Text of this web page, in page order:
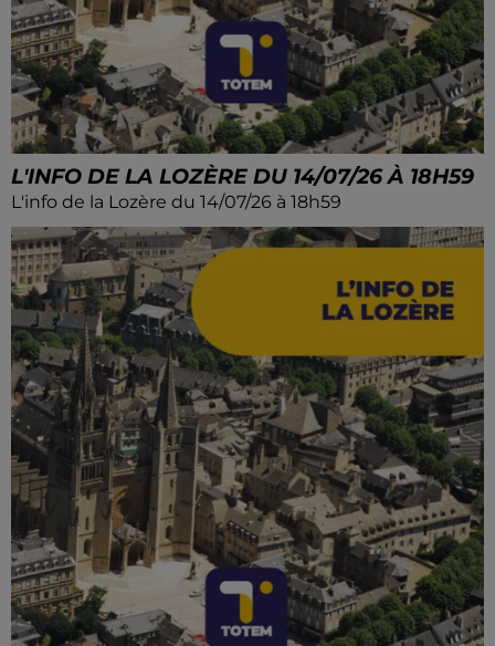
L'INFO DE LA LOZÈRE DU 14/07/26 À 18H59
L'info de la Lozère du 14/07/26 à 18h59